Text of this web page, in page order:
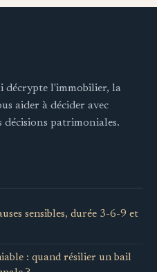
décrypte l'immobilier, la
aider à décider avec
patrimoniales.
sensibles, durée 3-6-9 et
: quand résilier un bail